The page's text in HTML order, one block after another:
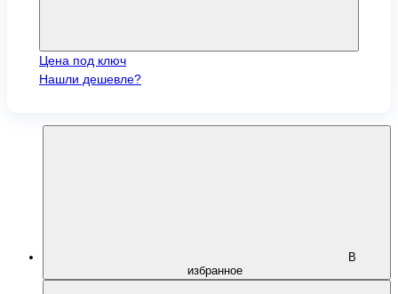
Цена под ключ
Нашли дешевле?
В
избранное